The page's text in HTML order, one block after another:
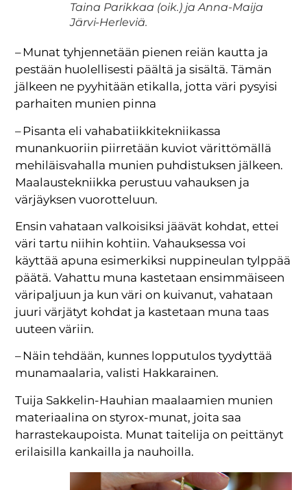
Taina Parikkaa (oik.) ja Anna-Maija
Järvi-Herleviä.
– Munat tyhjennetään pienen reiän kautta ja
pestään huolellisesti päältä ja sisältä. Tämän
jälkeen ne pyyhitään etikalla, jotta väri pysyisi
parhaiten munien pinna
– Pisanta eli vahabatiikkitekniikassa
munankuoriin piirretään kuviot värittömällä
mehiläisvahalla munien puhdistuksen jälkeen.
Maalaustekniikka perustuu vahauksen ja
värjäyksen vuorotteluun.
Ensin vahataan valkoisiksi jäävät kohdat, ettei
väri tartu niihin kohtiin. Vahauksessa voi
käyttää apuna esimerkiksi nuppineulan tylppää
päätä. Vahattu muna kastetaan ensimmäiseen
väripaljuun ja kun väri on kuivanut, vahataan
juuri värjätyt kohdat ja kastetaan muna taas
uuteen väriin.
– Näin tehdään, kunnes lopputulos tyydyttää
munamaalaria, valisti Hakkarainen.
Tuija Sakkelin-Hauhian maalaamien munien
materiaalina on styrox-munat, joita saa
harrastekaupoista. Munat taitelija on peittänyt
erilaisilla kankailla ja nauhoilla.